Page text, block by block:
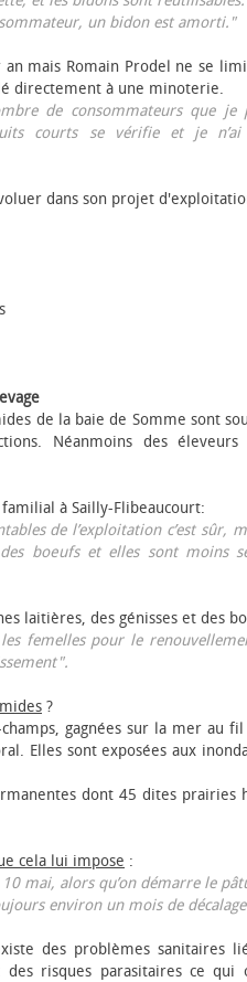
un bidon est amorti."
mais Romain Prodel ne se
directement à une minoterie.
de consommateurs que je
courts se vérifie et je
dans son projet
de la baie de Somme sont
Néanmoins des éleveurs
à Sailly-Flibeaucourt:
de l’exploitation c’est sûr,
des bœufs et elles sont moins
laitières, des génisses et des
femelles pour le
?
gagnées sur la mer au fil
Elles sont exposées aux
dont 45 dites prairies
cela lui impose :
mai, alors qu’on démarre le
environ un mois de
des problèmes sanitaires
risques parasitaires ce qui